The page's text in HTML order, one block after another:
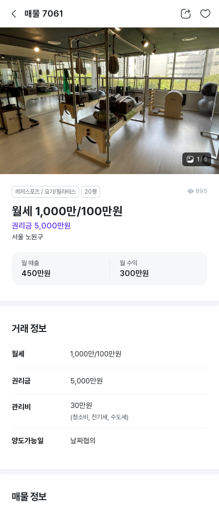
뒤로가기매물 7061 공유하기 찜하기
1 /6
레저스포츠 / 요가/필라테스 20평
월세 1,000만/100만원
권리금 5,000만원
서울 노원구
월 매출
450만원
월 수익
300만원
895
거래 정보
월세 1,000만/100만원
권리금 5,000만원
관리비 30만원
(청소비, 전기세, 수도세)
양도가능일 날짜협의
매물 정보